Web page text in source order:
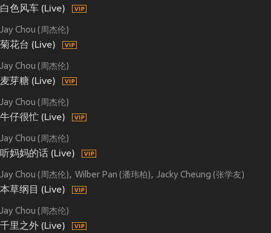
白色风车 (Live)
Jay Chou (周杰伦)
菊花台 (Live)
Jay Chou (周杰伦)
麦芽糖 (Live)
Jay Chou (周杰伦)
牛仔很忙 (Live)
Jay Chou (周杰伦)
听妈妈的话 (Live)
Jay Chou (周杰伦) Wilber Pan (潘玮柏) Jacky Cheung (张学友)
本草纲目 (Live)
Jay Chou (周杰伦)
千里之外 (Live)